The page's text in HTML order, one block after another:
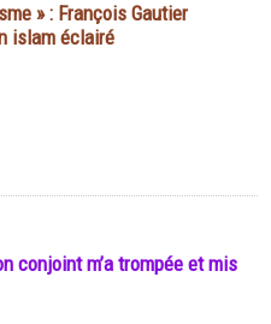
» : François Gautier
islam éclairé
conjoint m’a trompée et mis